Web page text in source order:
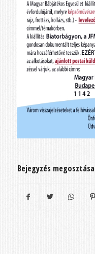
Bejegyzés megosztása